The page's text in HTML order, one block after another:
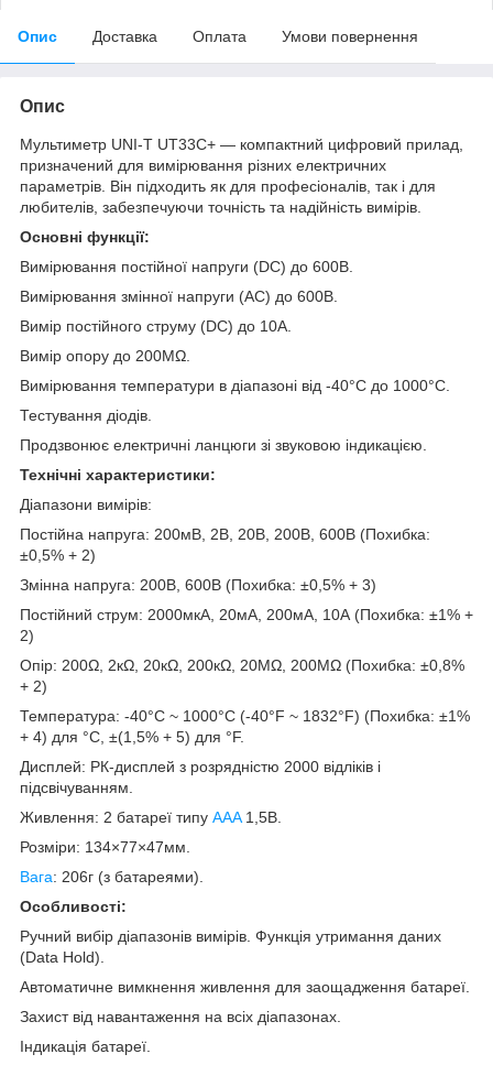
Опис Доставка Оплата Умови повернення
Опис
Мультиметр UNI-T UT33C+ — компактний цифровий прилад,
призначений для вимірювання різних електричних
параметрів. Він підходить як для професіоналів, так і для
любителів, забезпечуючи точність та надійність вимірів.
Основні функції:
Вимірювання постійної напруги (DC) до 600В.
Вимірювання змінної напруги (AC) до 600В.
Вимір постійного струму (DC) до 10А.
Вимір опору до 200МΩ.
Вимірювання температури в діапазоні від -40°C до 1000°C.
Тестування діодів.
Продзвонює електричні ланцюги зі звуковою індикацією.
Технічні характеристики:
Діапазони вимірів:
Постійна напруга: 200мВ, 2В, 20В, 200В, 600В (Похибка:
±0,5% + 2)
Змінна напруга: 200В, 600В (Похибка: ±0,5% + 3)
Постійний струм: 2000мкА, 20мА, 200мА, 10А (Похибка: ±1% +
2)
Опір: 200Ω, 2кΩ, 20кΩ, 200кΩ, 20МΩ, 200МΩ (Похибка: ±0,8%
+ 2)
Температура: -40°C ~ 1000°C (-40°F ~ 1832°F) (Похибка: ±1%
+ 4) для °C, ±(1,5% + 5) для °F.
Дисплей: РК-дисплей з розрядністю 2000 відліків і
підсвічуванням.
Живлення: 2 батареї типу AAA1,5В.
Розміри: 134×77×47мм.
Вага: 206г (з батареями).
Особливості:
Ручний вибір діапазонів вимірів. Функція утримання даних
(Data Hold).
Автоматичне вимкнення живлення для заощадження батареї.
Захист від навантаження на всіх діапазонах.
Індикація батареї.